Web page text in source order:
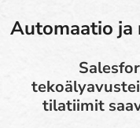
Automaatio
tilatiimit